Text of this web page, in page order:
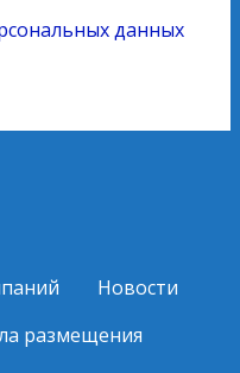
данных
Новости
размещения